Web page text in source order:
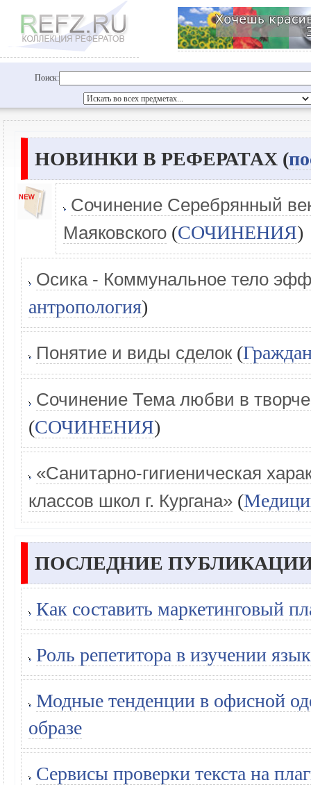
Поиск:
НОВИНКИ В РЕФЕРАТАХ (
Сочинение Серебрянный
Маяковского (СОЧИНЕНИЯ)
Осика - Коммунальное тело
антропология)
Понятие и виды сделок (
Сочинение Тема любви в
(СОЧИНЕНИЯ)
«Санитарно-гигиеническая
классов школ г. Кургана» (
ПОСЛЕДНИЕ
Как составить маркетинговый
Роль репетитора в изучении
Модные тенденции в офисной
образе
Сервисы проверки текста на